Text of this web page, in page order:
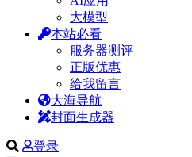
大模型
本站必看
服务器测评
正版优惠
给我留言
大海导航
封面生成器
登录